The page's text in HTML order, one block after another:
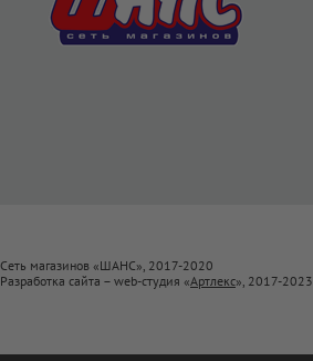
Сеть магазинов «ШАНС», 2017-2020
Разработка сайта – web-студия «Артлекс», 2017-2023